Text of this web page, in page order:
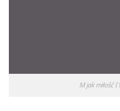
M jak miłość